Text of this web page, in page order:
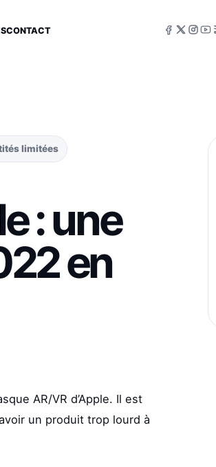
CONTACT
limitées
: une
en
AR/VR d’Apple. Il est
un produit trop lourd à